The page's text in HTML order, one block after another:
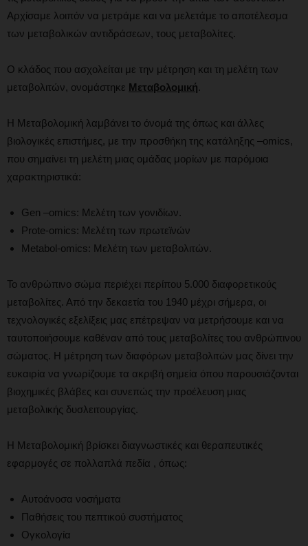
Αρχίσαμε λοιπόν να μετράμε και να μελετάμε το αποτέλεσμα
των μεταβολικών αντιδράσεων, τους μεταβολίτες.
Ο κλάδος που ασχολείται με την μέτρηση και τη μελέτη των
μεταβολιτών, ονομάστηκε Μεταβολομική.
Η Μεταβολομική λαμβάνει το όνομά της όπως και άλλες
βιολογικές επιστήμες, με την προσθήκη της κατάληξης –omics,
που σημαίνει τη μελέτη μιας ομάδας μορίων με παρόμοια
χαρακτηριστικά:
Gen –omics: Μελέτη των γονιδίων.
Prote-omics: Μελέτη των πρωτεϊνών
Metabol-omics: Μελέτη των μεταβολιτών.
Το ανθρώπινο σώμα περιέχει περίπου 5.000 διαφορετικούς
μεταβολίτες. Από την δεκαετία του 1940 μέχρι σήμερα, οι
τεχνολογικές εξελίξεις μας επέτρεψαν να μετρήσουμε και να
ταυτοποιήσουμε καθέναν από τους μεταβολίτες του ανθρώπινου
σώματος. Η μέτρηση των διαφόρων μεταβολιτών μας δίνει την
ευκαιρία να γνωρίζουμε τα ακριβή σημεία όπου παρουσιάζονται
βιοχημικές βλάβες και συνεπώς την προέλευση μιας
μεταβολικής δυσλειτουργίας.
Η Μεταβολομική βρίσκει διαγνωστικές και θεραπευτικές
εφαρμογές σε πολλαπλά πεδία , όπως:
Αυτοάνοσα νοσήματα
Παθήσεις του πεπτικού συστήματος
Ογκολογία